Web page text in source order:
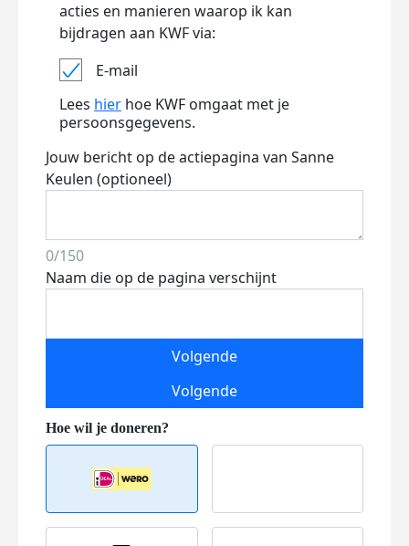
acties en manieren waarop ik kan
bijdragen aan KWF via:
E-mail
Lees hier hoe KWF omgaat met je
persoonsgegevens.
Jouw bericht op de actiepagina van Sanne
Keulen (optioneel)
0/150
Naam die op de pagina verschijnt
Volgende
Volgende